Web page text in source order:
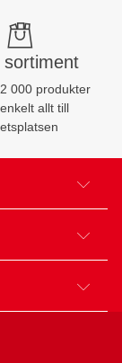
sortiment
000 produkter
allt till